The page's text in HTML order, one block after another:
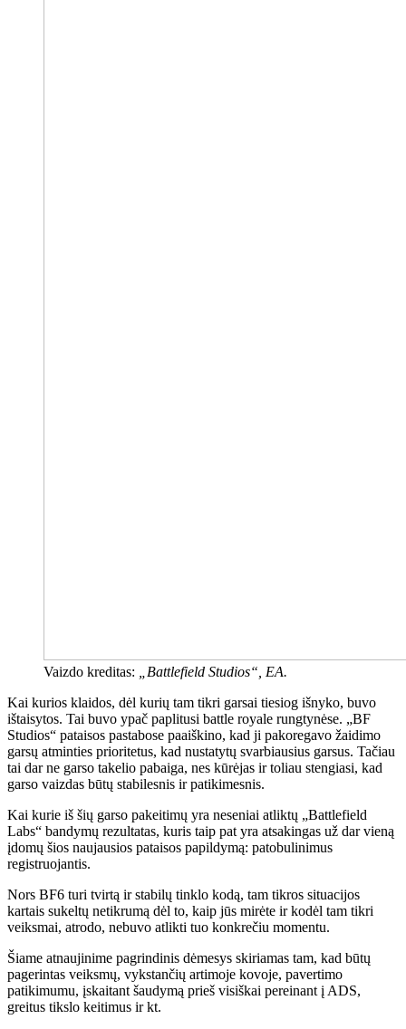
Vaizdo kreditas:
„Battlefield Studios“, EA.
Kai kurios klaidos, dėl kurių tam tikri garsai tiesiog išnyko, buvo
ištaisytos. Tai buvo ypač paplitusi battle royale rungtynėse. „BF
Studios“ pataisos pastabose paaiškino, kad ji pakoregavo žaidimo
garsų atminties prioritetus, kad nustatytų svarbiausius garsus. Tačiau
tai dar ne garso takelio pabaiga, nes kūrėjas ir toliau stengiasi, kad
garso vaizdas būtų stabilesnis ir patikimesnis.
Kai kurie iš šių garso pakeitimų yra neseniai atliktų „Battlefield
Labs“ bandymų rezultatas, kuris taip pat yra atsakingas už dar vieną
įdomų šios naujausios pataisos papildymą: patobulinimus
registruojantis.
Nors BF6 turi tvirtą ir stabilų tinklo kodą, tam tikros situacijos
kartais sukeltų netikrumą dėl to, kaip jūs mirėte ir kodėl tam tikri
veiksmai, atrodo, nebuvo atlikti tuo konkrečiu momentu.
Šiame atnaujinime pagrindinis dėmesys skiriamas tam, kad būtų
pagerintas veiksmų, vykstančių artimoje kovoje, pavertimo
patikimumu, įskaitant šaudymą prieš visiškai pereinant į ADS,
greitus tikslo keitimus ir kt.